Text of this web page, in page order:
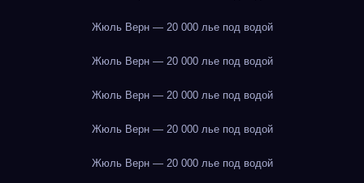
Жюль Верн — 20 000 лье под водой
Жюль Верн — 20 000 лье под водой
Жюль Верн — 20 000 лье под водой
Жюль Верн — 20 000 лье под водой
Жюль Верн — 20 000 лье под водой